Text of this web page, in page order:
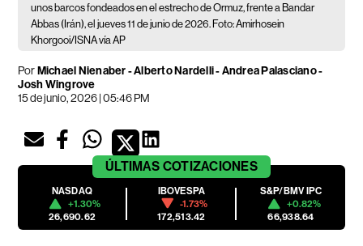
unos barcos fondeados en el estrecho de Ormuz, frente a Bandar
Abbas (Irán), el jueves 11 de junio de 2026. Foto: Amirhosein
Khorgooi/ISNA vía AP
PorMichael Nienaber - Alberto Nardelli - Andrea Palasciano -
Josh Wingrove
15 de junio, 2026 | 05:46 PM
ÚLTIMAS COTIZACIONES
NASDAQ
+1.30%
26,690.62
IBOVESPA
-1.73%
172,513.42
S&P/BMV IPC
+0.82%
66,938.64